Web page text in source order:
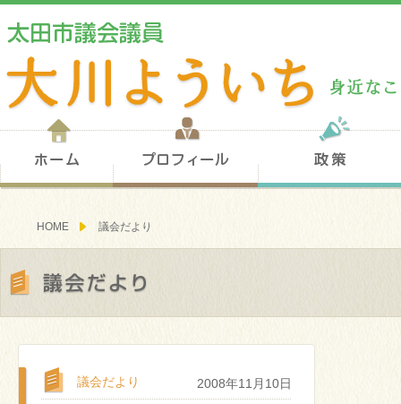
プロフィール
HOME 議会だより
議会だより 2008年11月10日